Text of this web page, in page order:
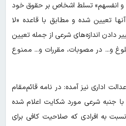
و انفسهم» تسلط اشخاص بر حقوق خود
تعیین شده و مطابق با قاعده «لا
دادن اندازه‌های شرعی از جمله تعیین
و... در مصوبات، مقررات و... ممنوع
اداری نیز آمده: در نامه قائم‌مقام
با جنبه شرعی مورد شکایت اعلام شده
به افرادی که صلاحیت کافی برای